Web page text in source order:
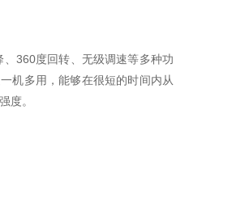
360度回转、无级调速等多种功
机多用，能够在很短的时间内从
度。